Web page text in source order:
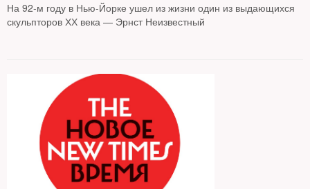
На 92-м году в Нью-Йорке ушел из жизни один из выдающихся
скульпторов ХХ века — Эрнст Неизвестный